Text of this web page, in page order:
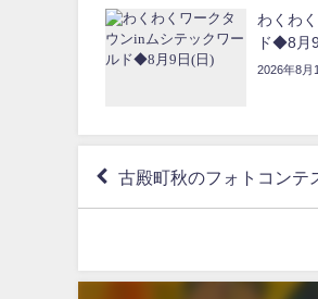
わくわ
ド◆8月
2026年8月
古殿町秋のフォトコンテ